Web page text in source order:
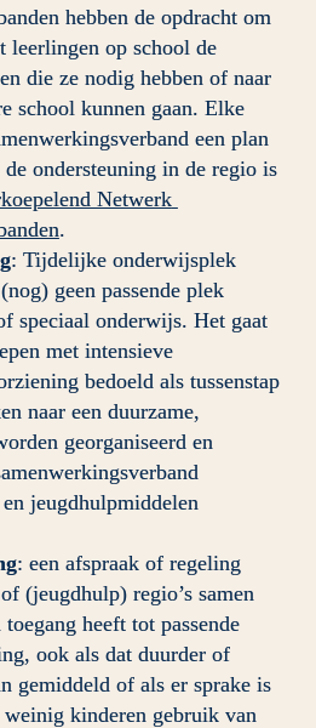
hebben de opdracht om
leerlingen op school de
die ze nodig hebben of naar
school kunnen gaan. Elke
een plan
ondersteuning in de regio is
Netwerk
.
: Tijdelijke onderwijsplek
geen passende plek
speciaal onderwijs. Het gaat
met intensieve
bedoeld als tussenstap
naar een duurzame,
georganiseerd en
jeugdhulpmiddelen
: een afspraak of regeling
(jeugdhulp) regio’s samen
heeft tot passende
ook als dat duurder of
gemiddeld of als er sprake is
kinderen gebruik van